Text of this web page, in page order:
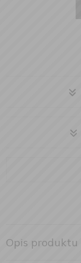
Opis produktu